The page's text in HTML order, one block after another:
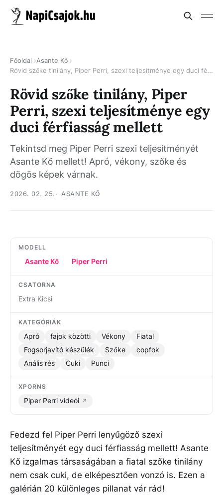
Főoldal
Asante Kő
Rövid szőke tinilány, Piper Perri, szexi teljesítménye egy duci férfiasság mellett
Rövid szőke tinilány, Piper
Perri, szexi teljesítménye egy
duci férfiasság mellett
Tekintsd meg Piper Perri szexi teljesítményét
Asante Kő mellett! Apró, vékony, szőke és
dögös képek várnak.
2026. 02. 25. ASANTE KŐ
MODELL
Asante Kő Piper Perri
CSATORNA
Extra Kicsi
KATEGÓRIÁK
Apró fajok közötti Vékony
Fiatal
Fogsorjavító készülék
Szőke
copfok
Anális rés
Cuki Punci
XPORNS
Piper Perri videói
Fedezd fel Piper Perri lenyűgöző szexi
teljesítményét egy duci férfiasság mellett! Asante
Kő izgalmas társaságában a fiatal szőke tinilány
nem csak cuki, de elképesztően vonzó is. Ezen a
galérián 20 különleges pillanat vár rád!